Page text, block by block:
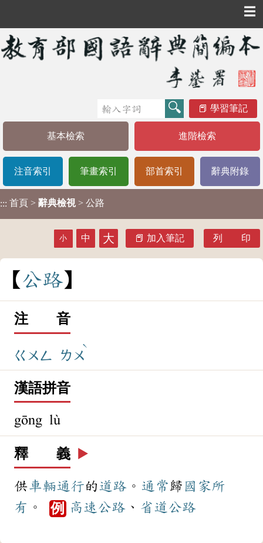
☰
學習筆記
基本檢索 進階檢索
注音索引 筆畫索引 部首索引 辭典附錄
::: 首頁 > 辭典檢視 > 公路
小 中 大 加入筆記 列 印
公路
注 音
ㄍㄨㄥ ㄌㄨ
ˋ
漢語拼音
gōng lù
釋 義 ▶️
供車輛通行的道路 。 通常歸 國家所
有 。 例 高速公路、 省道 公路